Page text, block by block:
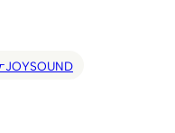
JOYSOUND